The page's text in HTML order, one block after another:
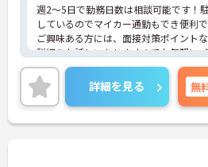
週2～5日で勤務日数は相談可能です！
しているのでマイカー通勤もでき便利で
ご興味ある方には、面接対策ポイント
詳細をお話しいたしますのでお気軽に
い。
詳細を見る 無